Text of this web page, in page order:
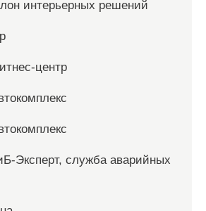
интерьерных решений
центр
Эксперт, служба аварийных